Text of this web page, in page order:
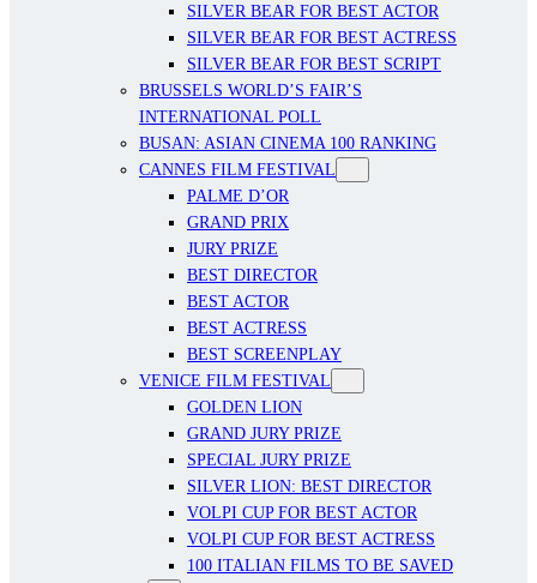
SILVER BEAR FOR BEST ACTOR
SILVER BEAR FOR BEST ACTRESS
SILVER BEAR FOR BEST SCRIPT
BRUSSELS WORLD’S FAIR’S
INTERNATIONAL POLL
BUSAN: ASIAN CINEMA 100 RANKING
CANNES FILM FESTIVAL
PALME D’OR
GRAND PRIX
JURY PRIZE
BEST DIRECTOR
BEST ACTOR
BEST ACTRESS
BEST SCREENPLAY
VENICE FILM FESTIVAL
GOLDEN LION
GRAND JURY PRIZE
SPECIAL JURY PRIZE
SILVER LION: BEST DIRECTOR
VOLPI CUP FOR BEST ACTOR
VOLPI CUP FOR BEST ACTRESS
100 ITALIAN FILMS TO BE SAVED